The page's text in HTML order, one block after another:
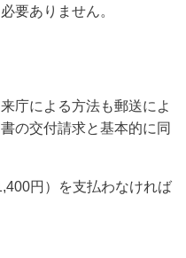
要ありません。
庁による方法も郵送によ
の交付請求と基本的に同
円）を支払わなければ